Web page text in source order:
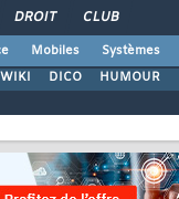
DROIT CLUB
Mobiles
Systèmes
WIKI DICO HUMOUR